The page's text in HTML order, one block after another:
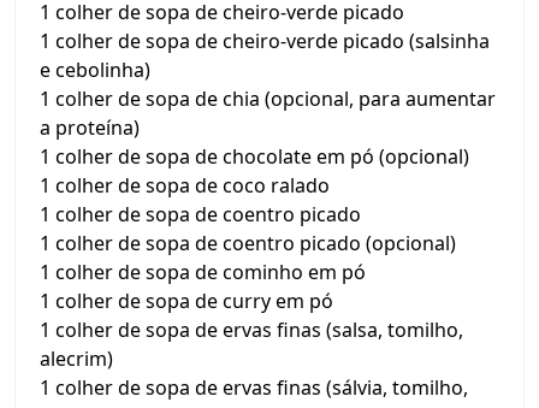
1 colher de sopa de cheiro-verde picado
1 colher de sopa de cheiro-verde picado (salsinha
e cebolinha)
1 colher de sopa de chia (opcional, para aumentar
a proteína)
1 colher de sopa de chocolate em pó (opcional)
1 colher de sopa de coco ralado
1 colher de sopa de coentro picado
1 colher de sopa de coentro picado (opcional)
1 colher de sopa de cominho em pó
1 colher de sopa de curry em pó
1 colher de sopa de ervas finas (salsa, tomilho,
alecrim)
1 colher de sopa de ervas finas (sálvia, tomilho,